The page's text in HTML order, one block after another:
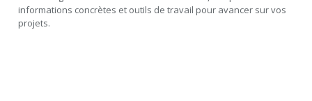
informations concrètes et outils de travail pour avancer sur vos
projets.